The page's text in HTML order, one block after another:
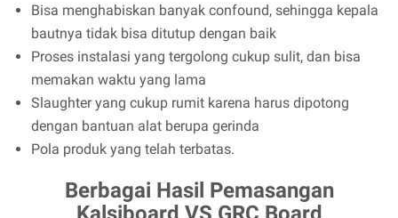
Bisa menghabiskan banyak confound, sehingga kepala
bautnya tidak bisa ditutup dengan baik
Proses instalasi yang tergolong cukup sulit, dan bisa
memakan waktu yang lama
Slaughter yang cukup rumit karena harus dipotong
dengan bantuan alat berupa gerinda
Pola produk yang telah terbatas.
Berbagai Hasil Pemasangan